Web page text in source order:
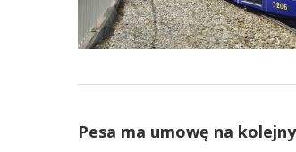
Pesa ma umowę na